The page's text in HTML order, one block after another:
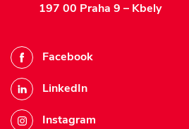
197 00 Praha 9 – Kbely
Facebook
LinkedIn
Instagram